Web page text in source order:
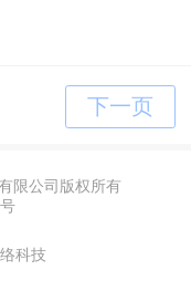
限公司版权所有
科技